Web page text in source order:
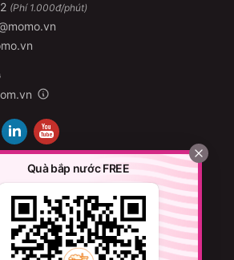
(Phí 1.000đ/phút)
Quà bắp nước FREE